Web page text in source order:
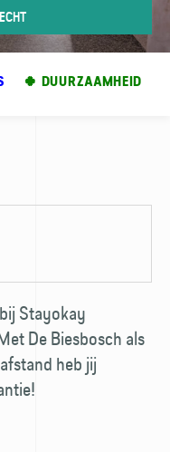
🍀 DUURZAAMHEID
Stayokay
De Biesbosch als
heb jij